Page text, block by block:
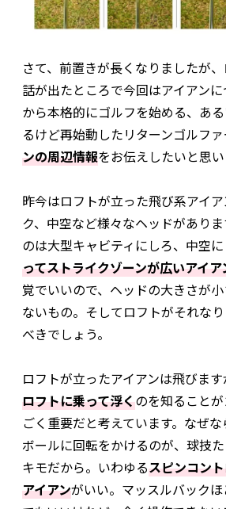
さて、前置きが長くなりましたが
話が出たところで今回はアイアン
から本格的にゴルフを始める、あ
るけど再始動したリターンゴルフ
ンの周辺情報をお伝えしたいと思い
昨今はロフトが立った飛び系アイ
ク、中空など様々なヘッドがあり
のは大型キャビティにしろ、中空に
ってストライクゾーンが広いアイア
覚でいいので、ヘッドの大きさが
ないもの。そしてロフトがそれな
べきでしょう。
ロフトが立ったアイアンは飛びま
ロフトに乗って浮くのを知ること
ごく重要だと考えています。なぜ
ボールに回転をかけるのが、球技
キモだから。いわゆるスピンコン
アイアンがいい。マッスルバックほ